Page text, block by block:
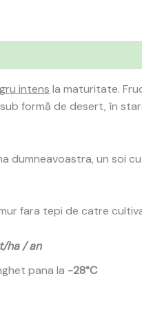
intens la maturitate.
formă de desert, în
dumneavoastra, un soi
fara tepi de catre
ha / an
pana la -28°C